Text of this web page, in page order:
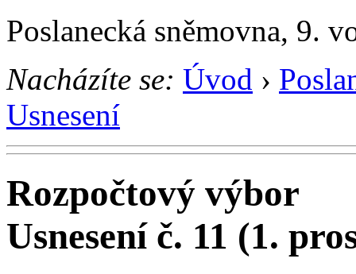
Poslanecká sněmovna, 9.
Nacházíte se: Úvod ›
Usnesení
Rozpočtový výbor
Usnesení č. 11 (1.